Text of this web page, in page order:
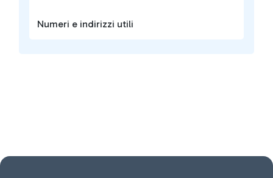
Numeri e indirizzi utili